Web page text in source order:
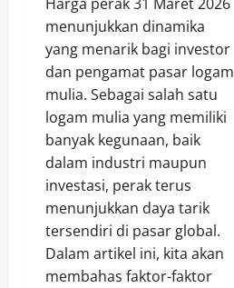
menunjukkan dinamika
yang menarik bagi investor
dan pengamat pasar logam
mulia. Sebagai salah satu
logam mulia yang memiliki
banyak kegunaan, baik
dalam industri maupun
investasi, perak terus
menunjukkan daya tarik
tersendiri di pasar global.
Dalam artikel ini, kita akan
membahas faktor-faktor